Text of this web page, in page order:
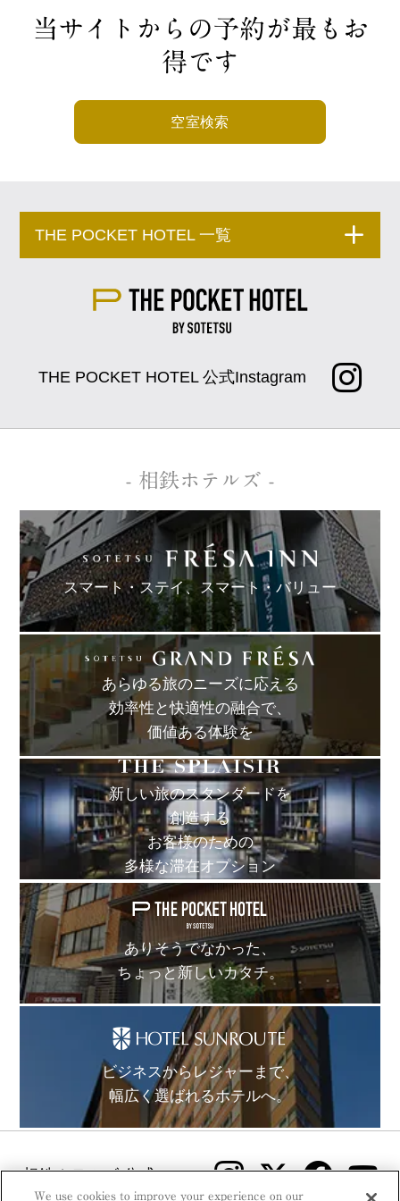
当サイトからの予約が最もお
得です
空室検索
THE POCKET HOTEL 一覧
THE POCKET HOTEL 公式Instagram
- 相鉄ホテルズ -
スマート・ステイ、 スマート・バリュー
あらゆる旅のニーズに応える
効率性と快適性の融合で、
価値ある体験を
新しい旅のスタンダードを
創造する
お客様のための
多様な滞在オプション
ありそうでなかった、
ちょっと新しいカタチ。
ビジネスからレジャーまで、
幅広く選ばれるホテルへ。
相鉄ホテルズ 公式SNS
We use cookies to improve your experience on our